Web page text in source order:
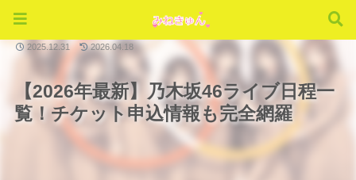
【2026年最新】乃木坂46ライブ日程一
覧！チケット申込情報も完全網羅
ライブ
2025.12.31 2026.04.18